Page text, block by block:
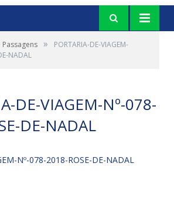
»
PORTARIA-DE-VIAGEM-
NADAL
DE-VIAGEM-Nº-078-
DE-NADAL
Nº-078-2018-ROSE-DE-NADAL